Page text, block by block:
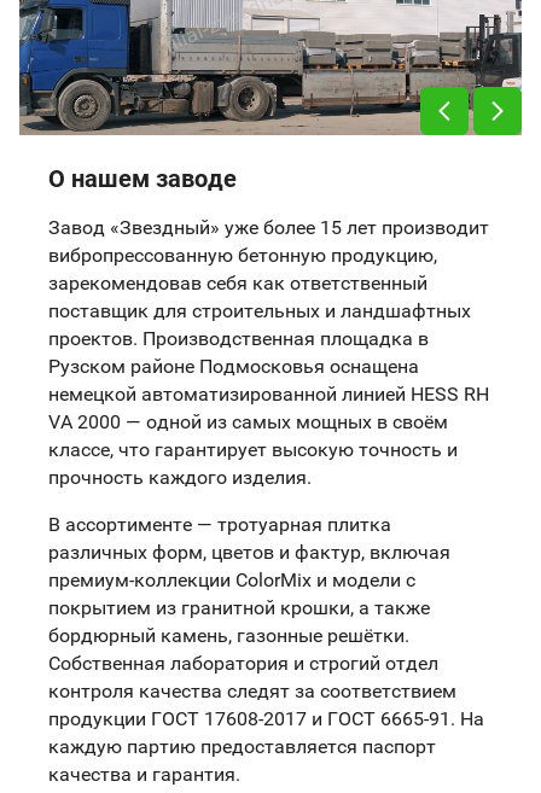
О нашем заводе
Завод «Звездный» уже более 15 лет производит
вибропрессованную бетонную продукцию,
зарекомендовав себя как ответственный
поставщик для строительных и ландшафтных
проектов. Производственная площадка в
Рузском районе Подмосковья оснащена
немецкой автоматизированной линией HESS RH
VA 2000 — одной из самых мощных в своём
классе, что гарантирует высокую точность и
прочность каждого изделия.
В ассортименте — тротуарная плитка
различных форм, цветов и фактур, включая
премиум-коллекции ColorMix и модели с
покрытием из гранитной крошки, а также
бордюрный камень, газонные решётки.
Собственная лаборатория и строгий отдел
контроля качества следят за соответствием
продукции ГОСТ 17608-2017 и ГОСТ 6665-91. На
каждую партию предоставляется паспорт
качества и гарантия.